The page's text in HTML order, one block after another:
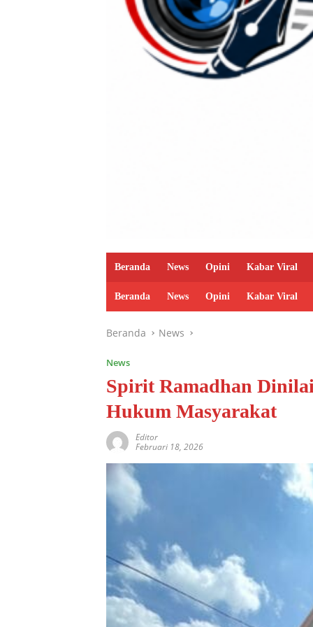
Beranda News Opini Kabar Viral
Beranda News Opini Kabar Viral
Beranda News
News
Spirit Ramadhan
Hukum Masyarakat
Editor
Februari 18, 2026